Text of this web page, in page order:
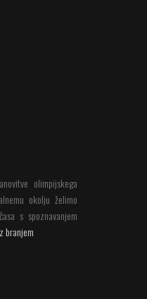
olimpijskega
okolju želimo
s spoznavanjem
branjem